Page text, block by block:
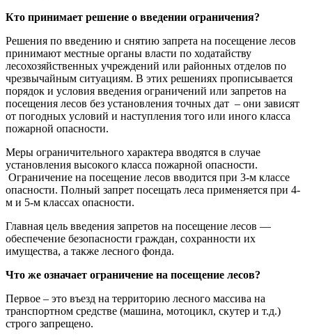
Кто принимает решение о введении ограничения?
Решения по введению и снятию запрета на посещение лесов
принимают местные органы власти по ходатайству
лесохозяйственных учреждений или районных отделов по
чрезвычайным ситуациям. В этих решениях прописывается
порядок и условия введения ограничений или запретов на
посещения лесов без установления точных дат – они зависят
от погодных условий и наступления того или иного класса
пожарной опасности.
Меры ограничительного характера вводятся в случае
установления высокого класса пожарной опасности.
Ограничение на посещение лесов вводится при 3-м классе
опасности. Полный запрет посещать леса применяется при 4-
м и 5-м классах опасности.
Главная цель введения запретов на посещение лесов —
обеспечение безопасности граждан, сохранности их
имущества, а также лесного фонда.
Что же означает ограничение на посещение лесов?
Первое – это въезд на территорию лесного массива на
транспортном средстве (машина, мотоцикл, скутер и т.д.)
строго запрещено.